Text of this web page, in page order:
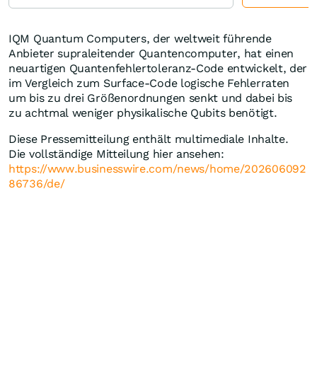
IQM Quantum Computers, der weltweit führende
Anbieter supraleitender Quantencomputer, hat einen
neuartigen Quantenfehlertoleranz-Code entwickelt, der
im Vergleich zum Surface-Code logische Fehlerraten
um bis zu drei Größenordnungen senkt und dabei bis
zu achtmal weniger physikalische Qubits benötigt.
Diese Pressemitteilung enthält multimediale Inhalte.
Die vollständige Mitteilung hier ansehen:
https://www.businesswire.com/news/home/202606092
86736/de/